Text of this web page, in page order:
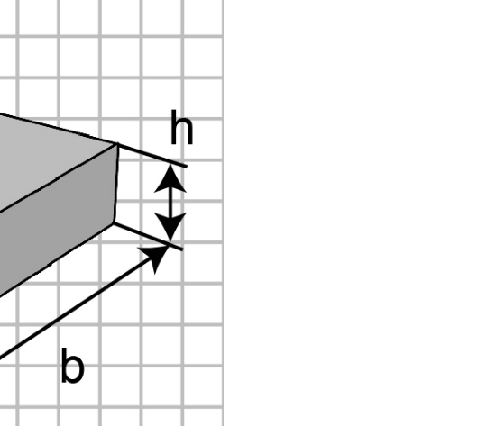
Архангельск, Дрейера 1, корп 3